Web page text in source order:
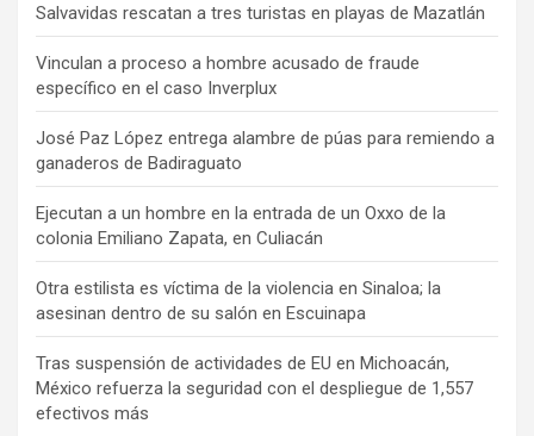
Salvavidas rescatan a tres turistas en playas de Mazatlán
Vinculan a proceso a hombre acusado de fraude
específico en el caso Inverplux
José Paz López entrega alambre de púas para remiendo a
ganaderos de Badiraguato
Ejecutan a un hombre en la entrada de un Oxxo de la
colonia Emiliano Zapata, en Culiacán
Otra estilista es víctima de la violencia en Sinaloa; la
asesinan dentro de su salón en Escuinapa
Tras suspensión de actividades de EU en Michoacán,
México refuerza la seguridad con el despliegue de 1,557
efectivos más